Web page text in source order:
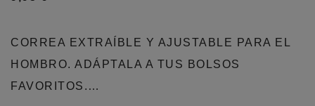
CORREA EXTRAÍBLE Y AJUSTABLE PARA EL
HOMBRO. ADÁPTALA A TUS BOLSOS
FAVORITOS.…